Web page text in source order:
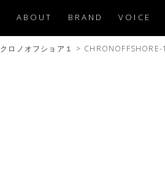
ABOUT BRAND VOICE
クロノオフショア１ >